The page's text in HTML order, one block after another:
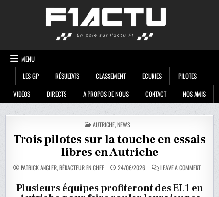
MENU
LES GP
RÉSULTATS CLASSEMENT ECURIES
PILOTES
VIDÉOS
DIRECTS A PROPOS DE NOUS CONTACT NOS AMIS
POSTED
IN
AUTRICHE,NEWS
Trois pilotes sur la touche en essais
libres en Autriche
PATRICK ANGLER, RÉDACTEUR EN CHEF 24/06/2026 LEAVE A COMMENTON
SUR
LA
Plusieurs équipes profiteront des EL1 en